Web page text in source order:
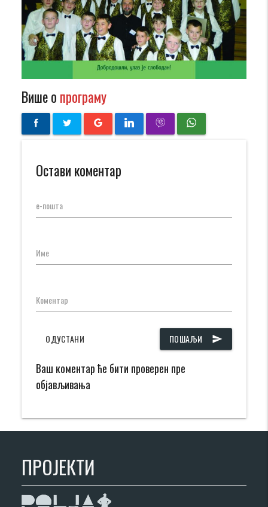
Више о програму
Остави коментар
е-пошта
Име
Коментар
ПОШАЉИ send
ОДУСТАНИ
Ваш коментар ће бити проверен пре
објављивања
ПРОЈЕКТИ